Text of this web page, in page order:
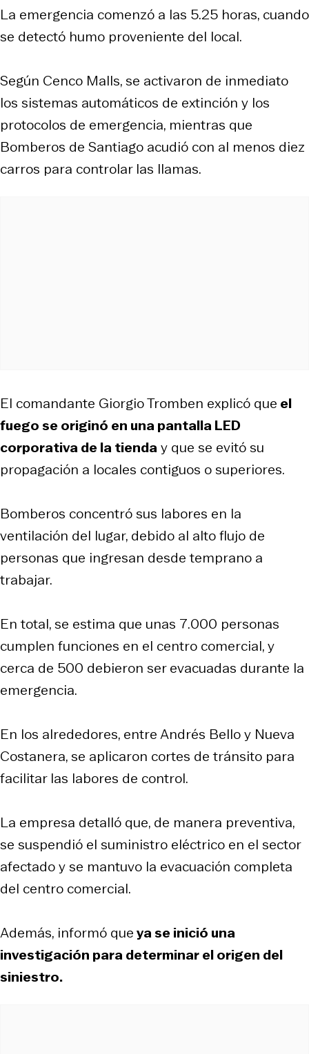
La emergencia comenzó a las 5.25 horas, cuando
se detectó humo proveniente del local.
Según Cenco Malls, se activaron de inmediato
los sistemas automáticos de extinción y los
protocolos de emergencia, mientras que
Bomberos de Santiago acudió con al menos diez
carros para controlar las llamas.
El comandante Giorgio Tromben explicó que el
fuego se originó en una pantalla LED
corporativa de la tienday que se evitó su
propagación a locales contiguos o superiores.
Bomberos concentró sus labores en la
ventilación del lugar, debido al alto flujo de
personas que ingresan desde temprano a
trabajar.
En total, se estima que unas 7.000 personas
cumplen funciones en el centro comercial, y
cerca de 500 debieron ser evacuadas durante la
emergencia.
En los alrededores, entre Andrés Bello y Nueva
Costanera, se aplicaron cortes de tránsito para
facilitar las labores de control.
La empresa detalló que, de manera preventiva,
se suspendió el suministro eléctrico en el sector
afectado y se mantuvo la evacuación completa
del centro comercial.
Además, informó queya se inició una
investigación para determinar el origen del
siniestro.